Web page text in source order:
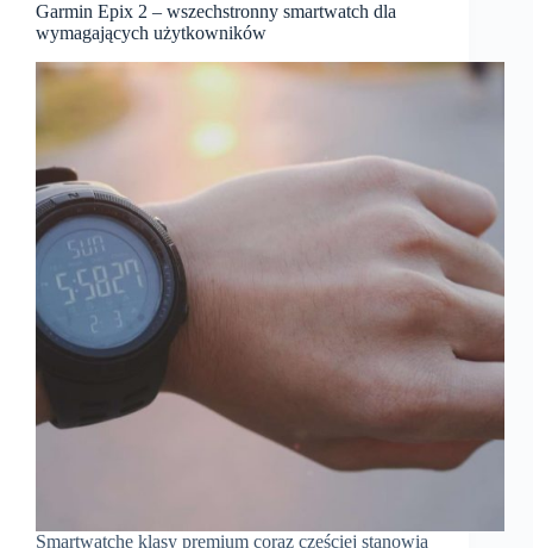
Garmin Epix 2 – wszechstronny smartwatch dla
wymagających użytkowników
Smartwatche klasy premium coraz częściej stanowią